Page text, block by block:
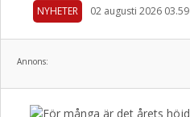
NYHETER 02 augusti 2026 03.59
Annons: